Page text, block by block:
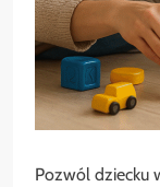
Pozwól dziecku